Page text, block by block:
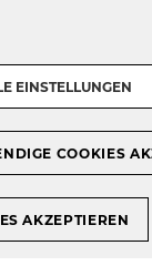
Deutsch­kur­se
EINSTELLUNGEN
COOKIES
AKZEPTIEREN